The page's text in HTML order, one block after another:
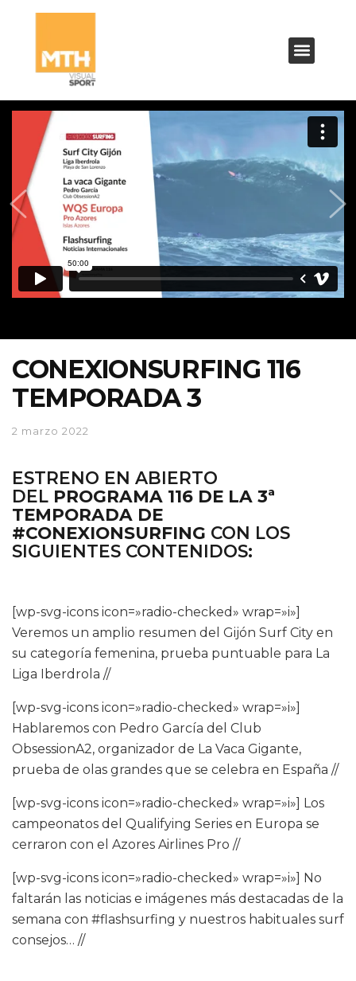
CONEXIONSURFING 116
TEMPORADA 3
2 marzo 2022
ESTRENO EN ABIERTO
DEL PROGRAMA 116 DE LA 3ª
TEMPORADA DE
#CONEXIONSURFING CON LOS
SIGUIENTES CONTENIDOS:
[wp-svg-icons icon=»radio-checked» wrap=»i»]
Veremos un amplio resumen del Gijón Surf City en
su categoría femenina, prueba puntuable para La
Liga Iberdrola //
[wp-svg-icons icon=»radio-checked» wrap=»i»]
Hablaremos con Pedro García del Club
ObsessionA2, organizador de La Vaca Gigante,
prueba de olas grandes que se celebra en España //
[wp-svg-icons icon=»radio-checked» wrap=»i»] Los
campeonatos del Qualifying Series en Europa se
cerraron con el Azores Airlines Pro //
[wp-svg-icons icon=»radio-checked» wrap=»i»] No
faltarán las noticias e imágenes más destacadas de la
semana con #flashsurfing y nuestros habituales surf
consejos… //